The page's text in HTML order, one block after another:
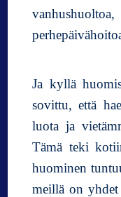
Ja kyllä
sovittu, että
luota ja
Tämä teki
huominen
meillä on